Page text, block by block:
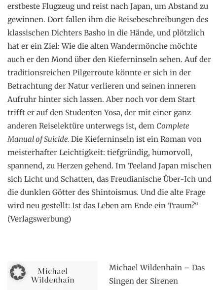
erstbeste Flugzeug und reist nach Japan, um Abstand zu
gewinnen. Dort fallen ihm die Reisebeschreibungen des
klassischen Dichters Basho in die Hände, und plötzlich
hat er ein Ziel: Wie die alten Wandermönche möchte
auch er den Mond über den Kieferninseln sehen. Auf der
traditionsreichen Pilgerroute könnte er sich in der
Betrachtung der Natur verlieren und seinen inneren
Aufruhr hinter sich lassen. Aber noch vor dem Start
trifft er auf den Studenten Yosa, der mit einer ganz
anderen Reiselektüre unterwegs ist, dem Complete
Manual of Suicide. Die Kieferninseln ist ein Roman von
meisterhafter Leichtigkeit: tiefgründig, humorvoll,
spannend, zu Herzen gehend. Im Teeland Japan mischen
sich Licht und Schatten, das Freudianische Über-Ich und
die dunklen Götter des Shintoismus. Und die alte Frage
wird neu gestellt: Ist das Leben am Ende ein Traum?“
(Verlagswerbung)
Michael Wildenhain – Das
Singen der Sirenen